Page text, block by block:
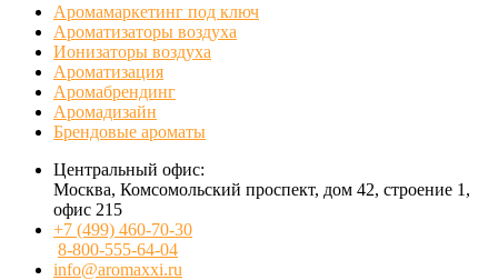
Аромамаркетинг под ключ
Ароматизаторы воздуха
Ионизаторы воздуха
Ароматизация
Аромабрендинг
Аромадизайн
Брендовые ароматы
Центральный офис:
Москва, Комсомольский проспект, дом 42, строение 1,
офис 215
+7 (499) 460-70-30
8-800-555-64-04
info@aromaxxi.ru